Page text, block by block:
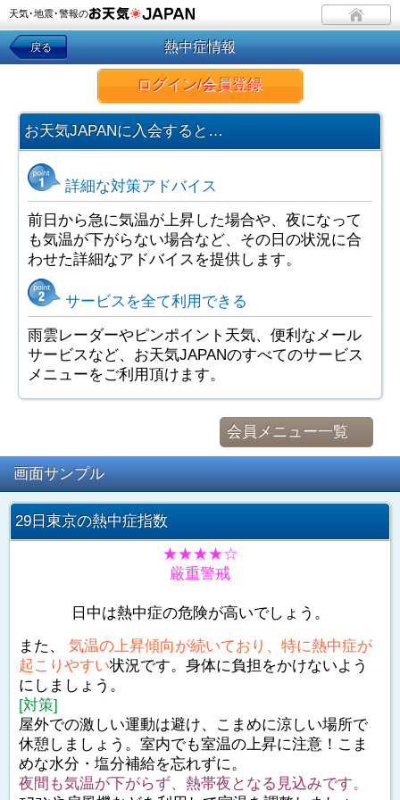
天気･地震･警報の
戻る 熱中症情報
ログイン/会員登録
お天気JAPANに入会すると…
詳細な対策アドバイス
前日から急に気温が上昇した場合や、夜になって
も気温が下がらない場合など、その日の状況に合
わせた詳細なアドバイスを提供します。
サービスを全て利用できる
雨雲レーダーやピンポイント天気、便利なメール
サービスなど、お天気JAPANのすべてのサービス
メニューをご利用頂けます。
会員メニュー一覧
画面サンプル
29日東京の熱中症指数
★★★★☆
厳重警戒
日中は熱中症の危険が高いでしょう。
また、 気温の上昇傾向が続いており、特に熱中症が
起こりやすい状況です。身体に負担をかけないよう
にしましょう。
[対策]
屋外での激しい運動は避け、こまめに涼しい場所で
休憩しましょう。室内でも室温の上昇に注意！こま
めな水分・塩分補給を忘れずに。
夜間も気温が下がらず、熱帯夜となる見込みです。